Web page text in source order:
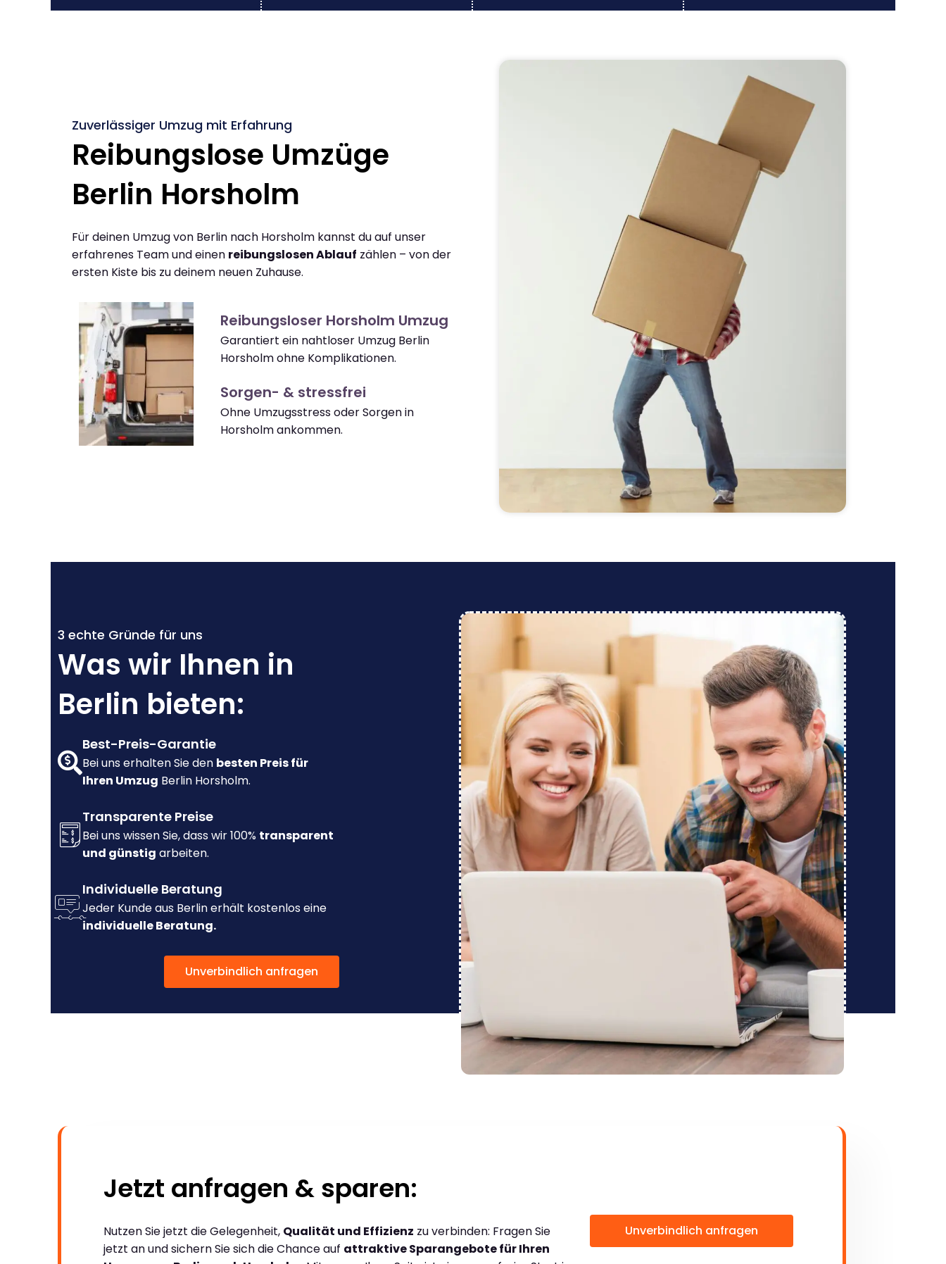
Zuverlässiger Umzug mit Erfahrung
Reibungslose Umzüge
Berlin Horsholm
Für deinen Umzug von Berlin nach Horsholm kannst du auf unser
erfahrenes Team und einen reibungslosen Ablauf zählen – von der
ersten Kiste bis zu deinem neuen Zuhause.
Reibungsloser Horsholm Umzug
Garantiert ein nahtloser Umzug Berlin
Horsholm ohne Komplikationen.
Sorgen- & stressfrei
Ohne Umzugsstress oder Sorgen in
Horsholm ankommen.
3 echte Gründe für uns
Was wir Ihnen in
Berlin bieten:
Best-Preis-Garantie
Bei uns erhalten Sie den besten Preis für
Ihren Umzug Berlin Horsholm.
Transparente Preise
Bei uns wissen Sie, dass wir 100% transparent
und günstig arbeiten.
Individuelle Beratung
Jeder Kunde aus Berlin erhält kostenlos eine
individuelle Beratung.
Unverbindlich anfragen
Jetzt anfragen & sparen:
Nutzen Sie jetzt die Gelegenheit, Qualität und Effizienz zu verbinden: Fragen Sie
jetzt an und sichern Sie sich die Chance auf attraktive Sparangebote für Ihren
Unverbindlich anfragen